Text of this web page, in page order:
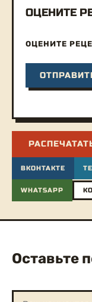
ОЦЕНИТЕ
ОЦЕНИТЕ
ВКОНТАКТЕ
WHATSAPP
Оставьте